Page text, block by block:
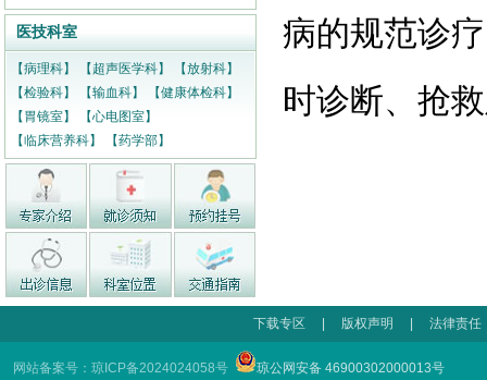
医技科室
【病理科】 【超声医学科】
【放射科】
【检验科】
【输血科】
【健康体检科】
【胃镜室】
【心电图室】
【临床营养科】
【药学部】
病的规范诊
时诊断、抢
下载专区 版权声明 法律责任
网站备案号：琼ICP备2024024058号
琼公网安备 46900302000013号